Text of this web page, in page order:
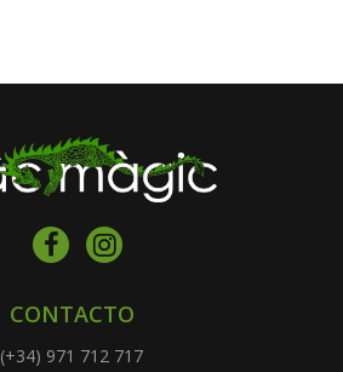
CONTACTO
(+34) 971 712 717